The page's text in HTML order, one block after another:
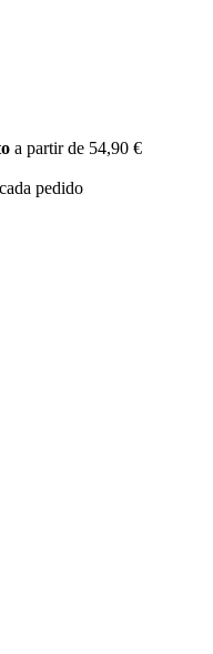
a partir de 54,90 €
pedido